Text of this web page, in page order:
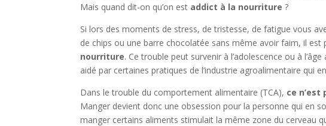
Mais quand dit-on qu’on est addict à la nourriture ?
Si lors des moments de stress, de tristesse, de fatigue vous
de chips ou une barre chocolatée sans même avoir faim, il est
nourriture. Ce trouble peut survenir à l’adolescence ou à
aidé par certaines pratiques de l’industrie agroalimentaire qui
Dans le trouble du comportement alimentaire (TCA), ce n’est
Manger devient donc une obsession pour la personne qui en
manger certains aliments stimulait la même zone du cerveau